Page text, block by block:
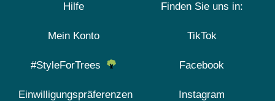
Hilfe
Mein Konto
#StyleForTrees
Einwilligungspräferenzen
Finden Sie uns in:
TikTok
Facebook
Instagram